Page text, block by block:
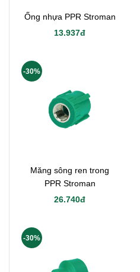
Ống nhựa PPR Stroman
13.937đ
Măng sông ren trong
PPR Stroman
26.740đ
-30%
-30%